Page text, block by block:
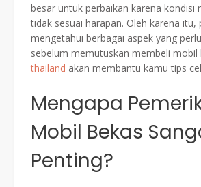
besar untuk perbaikan karena kondisi
tidak sesuai harapan. Oleh karena itu,
mengetahui berbagai aspek yang
sebelum memutuskan membeli mobil
thailand akan membantu kamu tips
Mengapa
Mobil Bekas
Penting?